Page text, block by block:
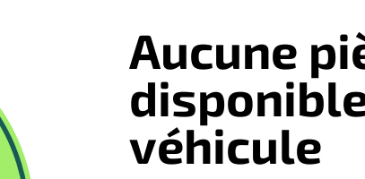
Aucune
véhicule